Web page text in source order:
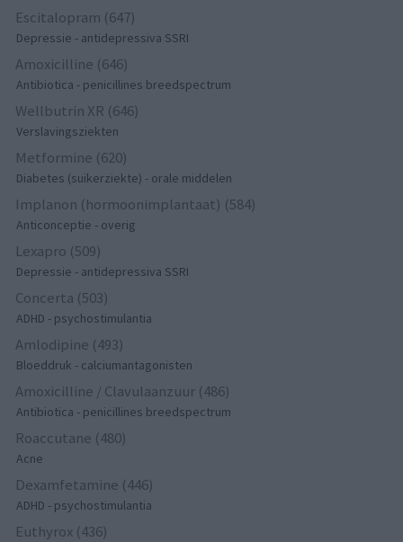
Escitalopram (647)
Depressie - antidepressiva SSRI
Amoxicilline (646)
Antibiotica - penicillines breedspectrum
Wellbutrin XR (646)
Verslavingsziekten
Metformine (620)
Diabetes (suikerziekte) - orale middelen
Implanon (hormoonimplantaat) (584)
Anticonceptie - overig
Lexapro (509)
Depressie - antidepressiva SSRI
Concerta (503)
ADHD - psychostimulantia
Amlodipine (493)
Bloeddruk - calciumantagonisten
Amoxicilline / Clavulaanzuur (486)
Antibiotica - penicillines breedspectrum
Roaccutane (480)
Acne
Dexamfetamine (446)
ADHD - psychostimulantia
Euthyrox (436)